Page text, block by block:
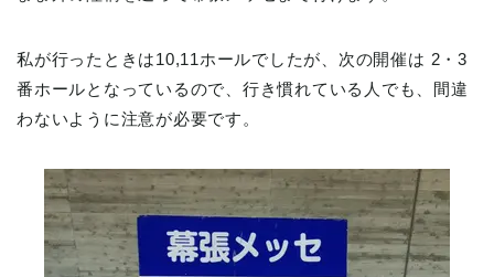
私が行ったときは10,11ホールでしたが、次の開催は 2・3
番ホールとなっているので、行き慣れている人でも、間違
わないように注意が必要です。